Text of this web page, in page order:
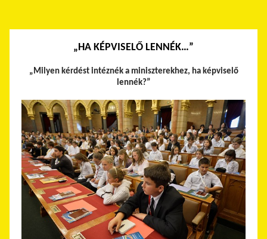
„HA KÉPVISELŐ LENNÉK…”
„Milyen kérdést intéznék a miniszterekhez, ha képviselő
lennék?”